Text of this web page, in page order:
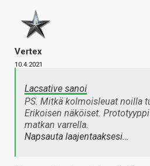
Vertex
10.4.2021
Lacsative sanoi
PS. Mitkä kolmoisleuat noilla
Erikoisen näköiset.
matkan varrella.
Napsauta laajentaaksesi…